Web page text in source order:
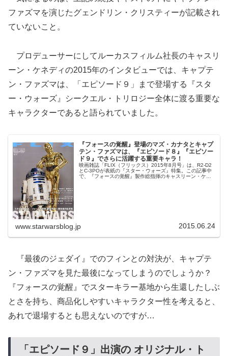
ファズマを演じたグェンドリン・クリスティーが記載され
ていないこと。
プロデューサーにしてルーカスフィルム社長のキャスリ
ーン・ケネディの2015年のインタビューでは、キャプテ
ン・ファズマは、「エピソード９」まで登場する『スタ
ー・ウォーズ』シークエル・トリロジー全体に渡る重要な
キャラクターであると語られていました。
『フォースの覚醒』登場のマズ・カナタとキャプ
テン・ファズマは、『エピソード８』『エピソー
ド９』でさらに活躍する重要キャラ！
映画雑誌「FLIX（フリックス）2015年8月号」は、R2-D2
とC-3POが表紙の『スター・ウォーズ』特集。この記事中
で、『フォースの覚醒』製作総指揮のキャスリーン・ケネ
www.starwarsblog.jp 2015.06.24
『最後のジェダイ』でのフィンとの対決が、キャプテ
ン・ファズマを見た最後になってしまうのでしょうか？
『フォースの覚醒』でスターキラー基地から生還したしぶ
とさを持ち、商品化しやすいキャラクター性を考えると、
あれで退場するとも思えないのですが…
「エピソード９」出演の オリジナル・ト